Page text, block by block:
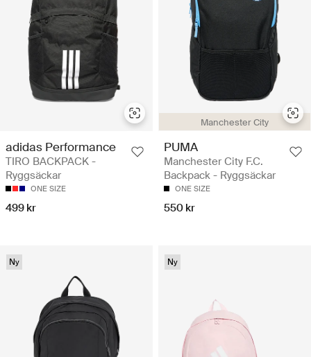
adidas Performance
TIRO BACKPACK -
Ryggsäckar
ONE SIZE
499 kr
Manchester City
PUMA
Manchester City F.C.
Backpack - Ryggsäckar
ONE SIZE
550 kr
Ny Ny